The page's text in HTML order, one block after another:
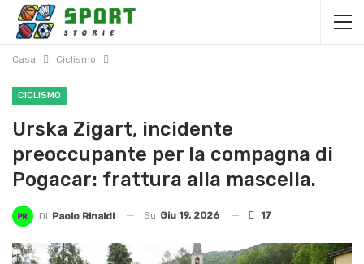
Casa Ciclismo
CICLISMO
Urska Zigart, incidente
preoccupante per la compagna di
Pogacar: frattura alla mascella.
Di Paolo Rinaldi Su Giu 19, 2026 17